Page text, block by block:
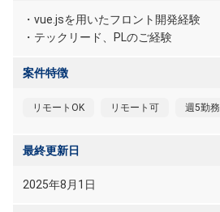
・vue.jsを用いたフロント開発経験
・テックリード、PLのご経験
案件特徴
リモートOK リモート可 週5勤務
最終更新日
2025年8月1日